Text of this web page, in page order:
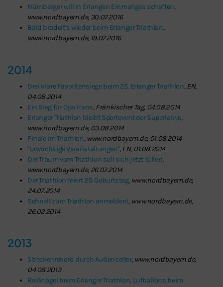
Nürnberger will in Erlangen Einmaliges schaffen,
www.nordbayern.de, 30.07.2016
Bald brodelt’s wieder beim Erlanger Triathlon,
www.nordbayern.de, 19.07.2016
2014
Drei klare Favoritensiege beim 25. Erlanger Triathlon,EN,
04.08.2014
Ein Sieg für Opa Hans,Fränkischer Tag, 04.08.2014
Erlanger Triathlon bleibt Sportevent der Superlative,
www.nordbayern.de, 03.08.2014
Finale im Triathlon, www.nordbayern.de, 01.08.2014
"Urwüchsige Veranstaltungen",EN, 01.08.2014
Der Traum vom Triathlon soll sich jetzt füllen,
www.nordbayern.de, 26.07.2014
Der Triathlon feiert 25. Geburtstag, www.nordbayern.de,
24.07.2014
Schnell zum Triathlon anmelden!, www.nordbayern.de,
26.02.2014
2013
Streckenrekord durch Außenseiter, www.nordbayern.de,
04.08.2013
Reißnägel beim Erlanger Triathlon, Lufballons beim